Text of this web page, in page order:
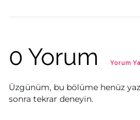
0 Yorum Yorum
Üzgünüm, bu bölüme henüz
sonra tekrar deneyin.